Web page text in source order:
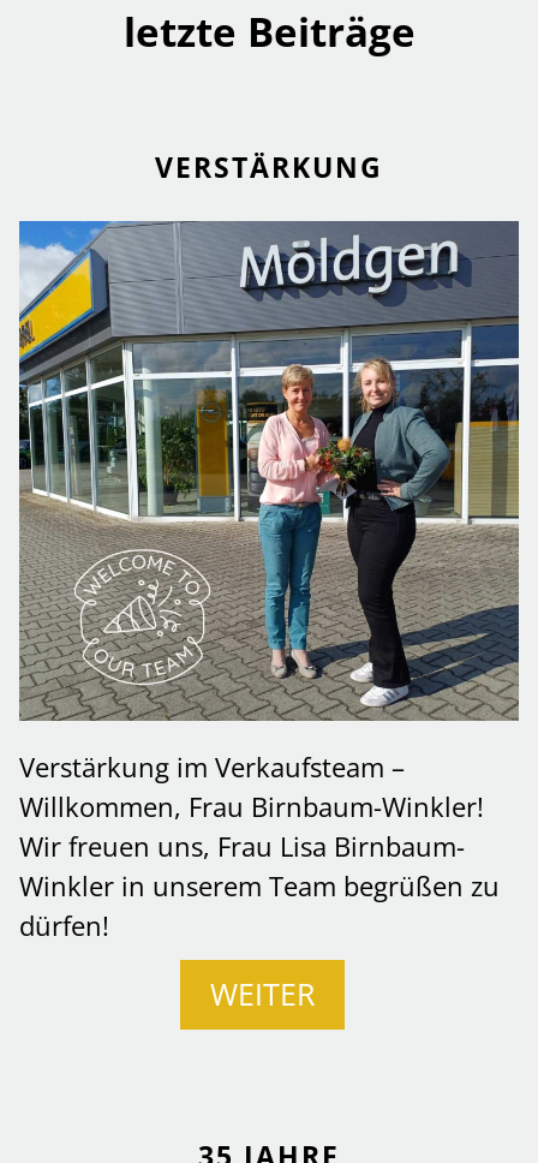
letzte Beiträge
VERSTÄRKUNG
Verstärkung im Verkaufsteam –
Willkommen, Frau Birnbaum-Winkler!
Wir freuen uns, Frau Lisa Birnbaum-
Winkler in unserem Team begrüßen zu
dürfen!
WEITER